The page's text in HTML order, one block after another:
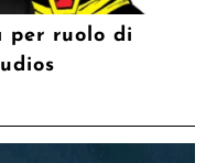
per ruolo di